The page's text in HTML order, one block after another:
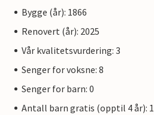
Bygge (år): 1866
Renovert (år): 2025
Vår kvalitetsvurdering: 3
Senger for voksne: 8
Senger for barn: 0
Antall barn gratis (opptil 4 år): 1